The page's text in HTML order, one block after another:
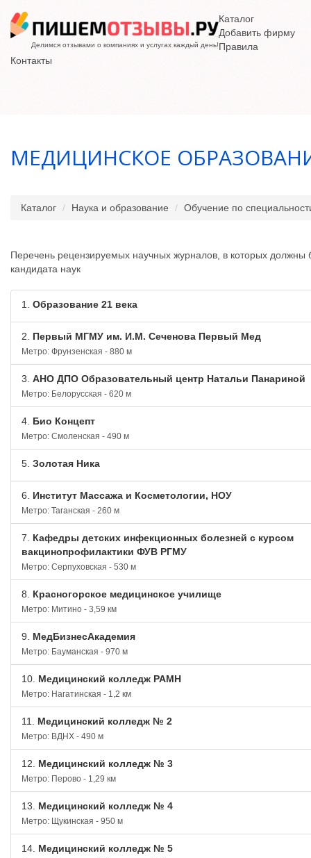
Делимся отзывами о компаниях и услугах каждый день!
Каталог
Добавить фирму
Правила
Контакты
МЕДИЦИНСКОЕ
Каталог Наука и образование Обучение по
Перечень рецензируемых научных журналов, в которых должны
кандидата наук
1. Образование 21 века
2. Первый МГМУ им. И.М. Сеченова Первый Мед
Метро: Фрунзенская - 880 м
3. АНО ДПО Образовательный центр Натальи Панариной
Метро: Белорусская - 620 м
4. Био Концепт
Метро: Смоленская - 490 м
5. Золотая Ника
6. Институт Массажа и Косметологии, НОУ
Метро: Таганская - 260 м
7.
Кафедры детских инфекционных болезней с курсом
вакцинопрофилактики ФУВ РГМУ
Метро: Серпуховская - 530 м
8. Красногорское медицинское училище
Метро: Митино - 3,59 км
9. МедБизнесАкадемия
Метро: Бауманская - 970 м
10. Медицинский колледж РАМН
Метро: Нагатинская - 1,2 км
11. Медицинский колледж № 2
Метро: ВДНХ - 490 м
12. Медицинский колледж № 3
Метро: Перово - 1,29 км
13. Медицинский колледж № 4
Метро: Щукинская - 950 м
14. Медицинский колледж № 5